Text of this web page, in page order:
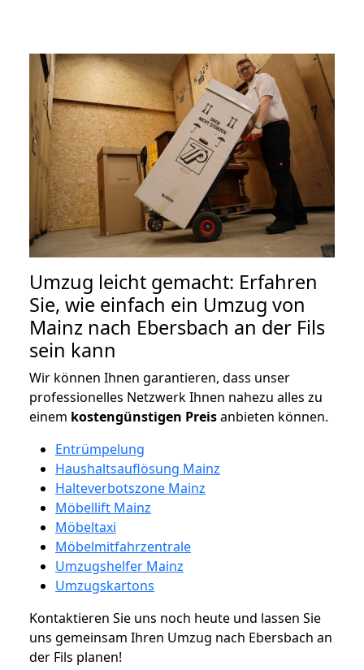
Umzug leicht gemacht: Erfahren
Sie, wie einfach ein Umzug von
Mainz nach Ebersbach an der Fils
sein kann
Wir können Ihnen garantieren, dass unser
professionelles Netzwerk Ihnen nahezu alles zu
einem kostengünstigen Preisanbieten können.
Entrümpelung
Haushaltsauflösung Mainz
Halteverbotszone Mainz
Möbellift Mainz
Möbeltaxi
Möbelmitfahrzentrale
Umzugshelfer Mainz
Umzugskartons
Kontaktieren Sie uns noch heute und lassen Sie
uns gemeinsam Ihren Umzug nach Ebersbach an
der Fils planen!